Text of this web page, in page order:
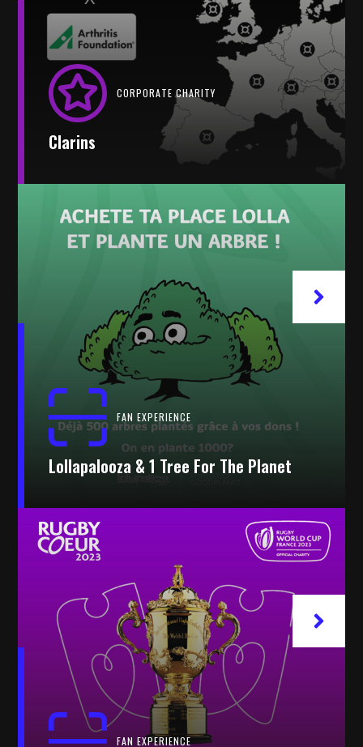
CORPORATE CHARITY
Clarins
FAN EXPERIENCE
Lollapalooza & 1 Tree For The Planet
FAN EXPERIENCE